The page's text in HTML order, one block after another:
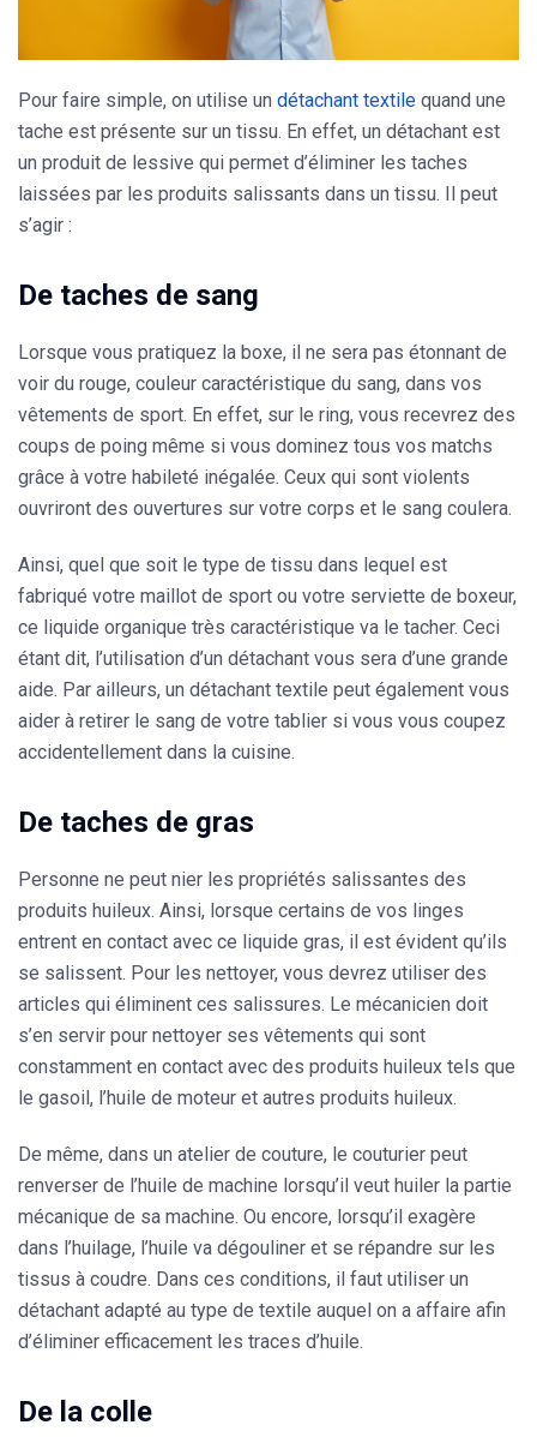
Pour faire simple, on utilise un détachant textile quand une
tache est présente sur un tissu. En effet, un détachant est
un produit de lessive qui permet d’éliminer les taches
laissées par les produits salissants dans un tissu. Il peut
s’agir :
De taches de sang
Lorsque vous pratiquez la boxe, il ne sera pas étonnant de
voir du rouge, couleur caractéristique du sang, dans vos
vêtements de sport. En effet, sur le ring, vous recevrez des
coups de poing même si vous dominez tous vos matchs
grâce à votre habileté inégalée. Ceux qui sont violents
ouvriront des ouvertures sur votre corps et le sang coulera.
Ainsi, quel que soit le type de tissu dans lequel est
fabriqué votre maillot de sport ou votre serviette de boxeur,
ce liquide organique très caractéristique va le tacher. Ceci
étant dit, l’utilisation d’un détachant vous sera d’une grande
aide. Par ailleurs, un détachant textile peut également vous
aider à retirer le sang de votre tablier si vous vous coupez
accidentellement dans la cuisine.
De taches de gras
Personne ne peut nier les propriétés salissantes des
produits huileux. Ainsi, lorsque certains de vos linges
entrent en contact avec ce liquide gras, il est évident qu’ils
se salissent. Pour les nettoyer, vous devrez utiliser des
articles qui éliminent ces salissures. Le mécanicien doit
s’en servir pour nettoyer ses vêtements qui sont
constamment en contact avec des produits huileux tels que
le gasoil, l’huile de moteur et autres produits huileux.
De même, dans un atelier de couture, le couturier peut
renverser de l’huile de machine lorsqu’il veut huiler la partie
mécanique de sa machine. Ou encore, lorsqu’il exagère
dans l’huilage, l’huile va dégouliner et se répandre sur les
tissus à coudre. Dans ces conditions, il faut utiliser un
détachant adapté au type de textile auquel on a affaire afin
d’éliminer efficacement les traces d’huile.
De la colle